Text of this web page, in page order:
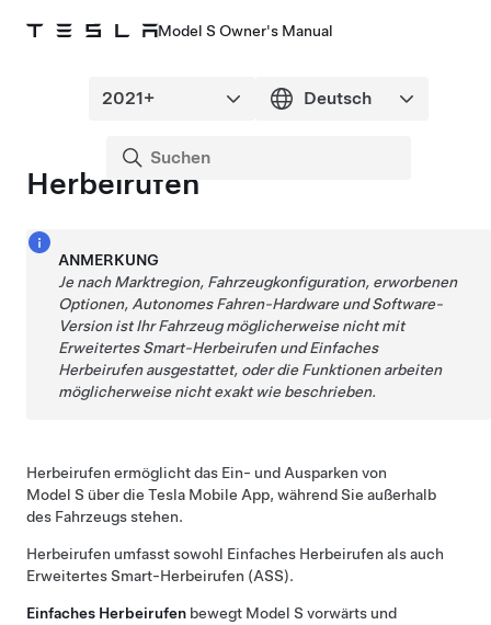
Model S Owner's Manual
Herbeirufen
ANMERKUNG
Je nach Marktregion, Fahrzeugkonfiguration, erworbenen
Optionen, Autonomes Fahren-Hardware und Software-
Version ist Ihr Fahrzeug möglicherweise nicht mit
Erweitertes Smart-HerbeirufenundEinfaches
Herbeirufenausgestattet, oder die Funktionen arbeiten
möglicherweise nicht exakt wie beschrieben.
Herbeirufen ermöglicht das Ein- und Ausparken von
Model S über die Tesla Mobile App, während Sie außerhalb
des Fahrzeugs stehen.
Herbeirufen umfasst sowohl Einfaches Herbeirufen als auch
Erweitertes Smart-Herbeirufen (ASS).
Einfaches Herbeirufen bewegt Model S vorwärts und